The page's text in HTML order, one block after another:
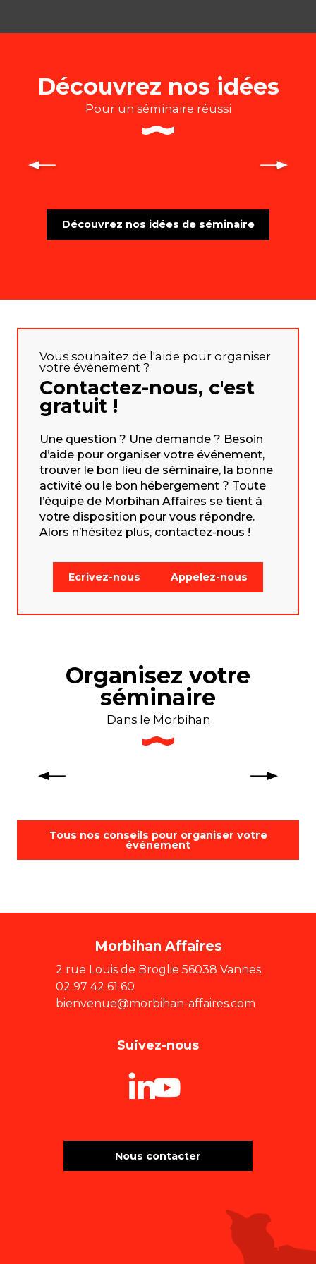
Découvrez nos idées
Pour un séminaire réussi
Idée de team building pour un
Découvrez nos idées de séminaire
Vous souhaitez de l'aide pour organiser
votre évènement ?
Contactez-nous, c'est
gratuit !
Une question ? Une demande ? Besoin
d’aide pour organiser votre événement,
trouver le bon lieu de séminaire, la bonne
activité ou le bon hébergement ? Toute
l’équipe de Morbihan Affaires se tient à
votre disposition pour vous répondre.
Alors n’hésitez plus, contactez-nous !
Ecrivez-nous Appelez-nous
Organisez votre
séminaire
Dans le Morbihan
dans le Morbihan
Tous nos conseils pour organiser votre
événement
Morbihan Affaires
2 rue Louis de Broglie 56038 Vannes
02 97 42 61 60
bienvenue@morbihan-affaires.com
Nous contacter
Suivez-nous